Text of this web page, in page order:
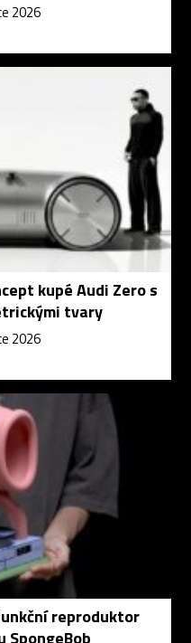
2026
kupé Audi Zero s
tvary
2026
reproduktor
SpongeBob